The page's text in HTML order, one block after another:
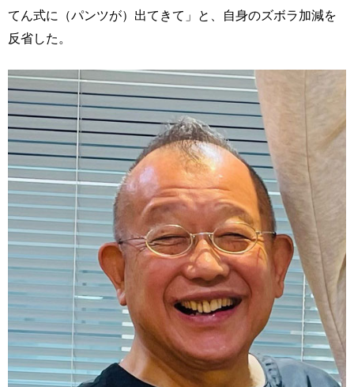
てん式に（パンツが）出てきて」と、自身のズボラ加減を
反省した。